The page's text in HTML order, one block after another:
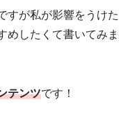
すが私が影響をうけた
めしたくて書いてみま
テンツです！